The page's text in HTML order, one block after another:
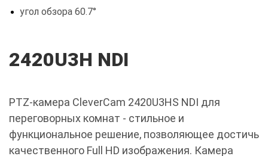
угол обзора 60.7°
2420U3H NDI
PTZ-камера CleverCam 2420U3HS NDI для
переговорных комнат - стильное и
функциональное решение, позволяющее достичь
качественного Full HD изображения. Камера